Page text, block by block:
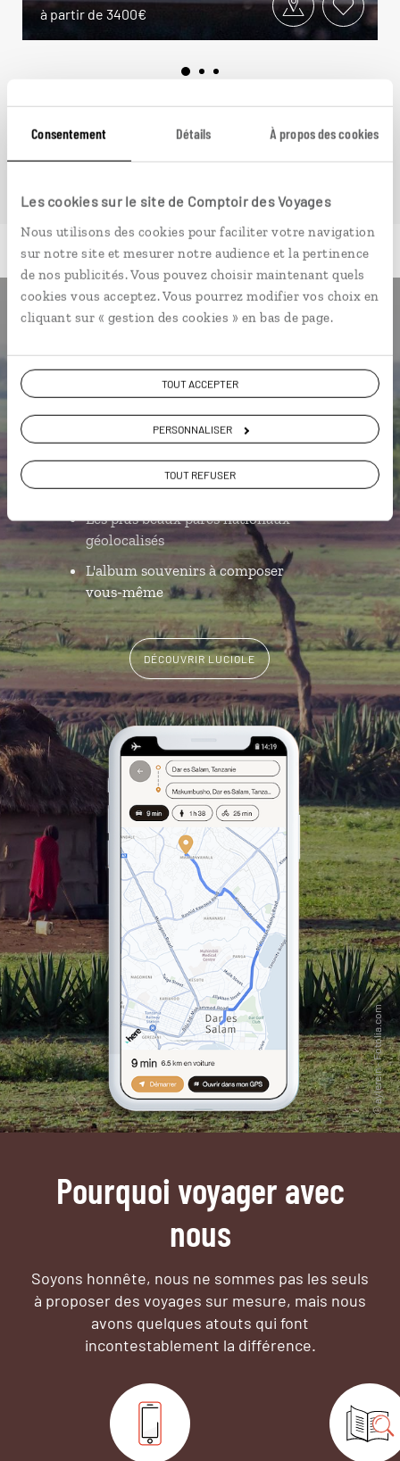
Consentement Détails À propos des cookies
Les cookies sur le site de Comptoir des Voyages
Nous utilisons des cookies pour faciliter votre navigation
sur notre site et mesurer notre audience et la pertinence
de nos publicités. Vous pouvez choisir maintenant quels
cookies vous acceptez. Vous pourrez modifier vos choix en
cliquant sur « gestion des cookies » en bas de page.
TOUT ACCEPTER
PERSONNALISER
TOUT REFUSER
à partir de 3400€
VOIR NOS 14 IDÉES DE VOYAGE EN TANZANIE
Luciole,
l'appli qui vous guide en
Tanzanie
L’itinéraire vers votre lodge en 1
clic
La playlist de votre voyage
Les plus beaux parcs nationaux
géolocalisés
L'album souvenirs à composer
vous-même
DÉCOUVRIR LUCIOLE
Pourquoi voyager avec
nous
Soyons honnête, nous ne sommes pas les seuls
à proposer des voyages sur mesure, mais nous
avons quelques atouts qui font
incontestablement la différence.